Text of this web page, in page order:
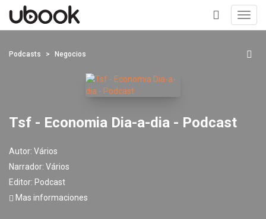
+
Podcasts Negocios
Tsf - Economia Dia-a-dia - Podcast
Autor: Vários
Narrador: Vários
Editor: Podcast
Mas informaciones